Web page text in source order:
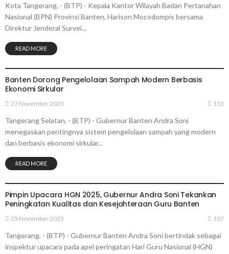
Kota Tangerang, - (BTP) - Kepala Kantor Wilayah Badan Pertanahan
Nasional (BPN) Provinsi Banten, Harison Mocodompis bersama
Direktur Jenderal Survei...
READ MORE
Banten Dorong Pengelolaan Sampah Modern Berbasis
Ekonomi Sirkular
27 November 2025 113
Tangerang Selatan, - (BTP) - Gubernur Banten Andra Soni
menegaskan pentingnya sistem pengelolaan sampah yang modern
dan berbasis ekonomi sirkular...
READ MORE
Pimpin Upacara HGN 2025, Gubernur Andra Soni Tekankan
Peningkatan Kualitas dan Kesejahteraan Guru Banten
25 November 2025 107
Tangerang, - (BTP) - Gubernur Banten Andra Soni bertindak sebagai
inspektur upacara pada apel peringatan Hari Guru Nasional (HGN)